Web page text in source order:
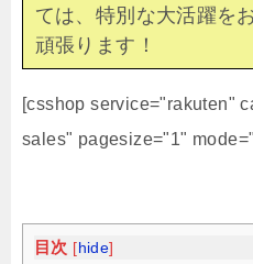
ては、特別な大活躍を
頑張ります！
[csshop service="rakuten"
sales" pagesize="1"
目次 [ hide]